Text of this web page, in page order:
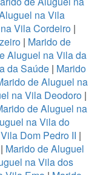
na Vila
Vila Cordeiro|
| Marido de
Aluguel na Vila da
da Saúde | Marido
de Aluguel na
na Vila Deodoro |
de Aluguel na
na Vila do
Dom Pedro II |
| Marido de Aluguel
na Vila dos